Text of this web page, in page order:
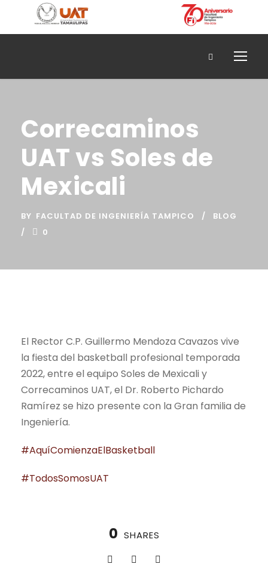
Correcaminos
UAT vs Soles de
Mexicali
BY FACULTAD DE INGENIERÍA TAMPICO
BLOG
0
El Rector C.P. Guillermo Mendoza Cavazos vive
la fiesta del basketball profesional temporada
2022, entre el equipo Soles de Mexicali y
Correcaminos UAT, el Dr. Roberto Pichardo
Ramírez se hizo presente con la Gran familia de
Ingeniería.
#AquíComienzaElBasketball
#TodosSomosUAT
0 SHARES